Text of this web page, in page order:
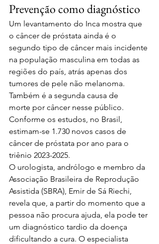
Prevenção como diagnóstico
Um levantamento do Inca mostra que
o câncer de próstata ainda é o
segundo tipo de câncer mais incidente
na população masculina em todas as
regiões do país, atrás apenas dos
tumores de pele não melanoma.
Também é a segunda causa de
morte por câncer nesse público.
Conforme os estudos, no Brasil,
estimam-se 1.730 novos casos de
câncer de próstata por ano para o
triênio 2023-2025.
O urologista, andrólogo e membro da
Associação Brasileira de Reprodução
Assistida (SBRA), Emir de Sá Riechi,
revela que, a partir do momento que a
pessoa não procura ajuda, ela pode ter
um diagnóstico tardio da doença
dificultando a cura. O especialista